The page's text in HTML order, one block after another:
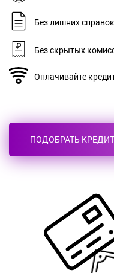
Без лишних
Без скрытых
Оплачивайте
ПОДОБРАТЬ КРЕДИТ
Номер